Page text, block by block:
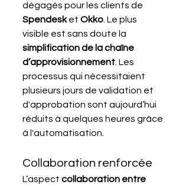
dégagés pour les clients de
Spendesk et Okko . Le plus
visible est sans doute la
simplification de la chaîne
d’approvisionnement . Les
processus qui nécessitaient
plusieurs jours de validation et
d'approbation sont aujourd’hui
réduits à quelques heures grâce
à l'automatisation.
Collaboration renforcée
L’aspect collaboration entre